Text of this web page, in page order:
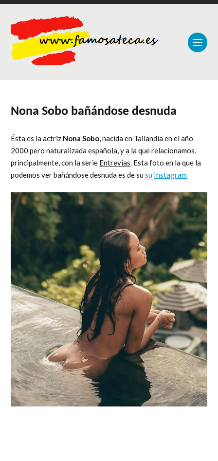
Nona Sobo bañándose desnuda
Ésta es la actriz Nona Sobo, nacida en Tailandia en el año
2000 pero naturalizada española, y a la que relacionamos,
principalmente, con la serie Entrevías. Esta foto en la que la
podemos ver bañándose desnuda es de susu Instagram